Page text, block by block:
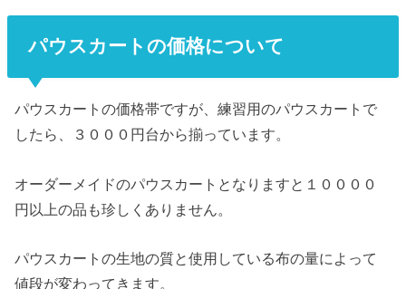
パウスカートの価格について
パウスカートの価格帯ですが、練習用のパウスカートで
したら、３０００円台から揃っています。
オーダーメイドのパウスカートとなりますと１００００
円以上の品も珍しくありません。
パウスカートの生地の質と使用している布の量によって
値段が変わってきます。